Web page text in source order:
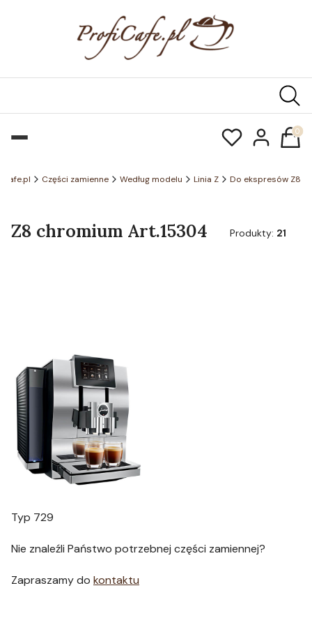
Części zamienne Według modelu Linia Z Do ekspresów Z8
Z8 chromium Art.15304 Produkty: 21
Typ 729
Nie znaleźli Państwo potrzebnej części zamiennej?
Zapraszamy do kontaktu